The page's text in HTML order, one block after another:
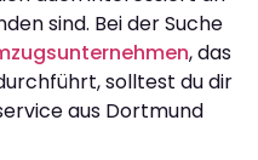
sind. Bei der Suche
, das
solltest du dir
aus Dortmund